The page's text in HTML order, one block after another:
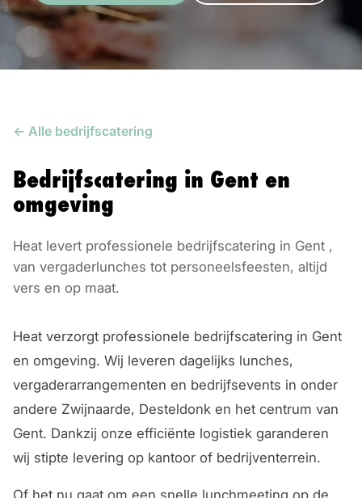
← Alle bedrijfscatering
Bedrijfscatering in Gent en
omgeving
Heat levert professionele bedrijfscatering in Gent ,
van vergaderlunches tot personeelsfeesten, altijd
vers en op maat.
Heat verzorgt professionele bedrijfscatering in Gent
en omgeving. Wij leveren dagelijks lunches,
vergaderarrangementen en bedrijfsevents in onder
andere Zwijnaarde, Desteldonk en het centrum van
Gent. Dankzij onze efficiënte logistiek garanderen
wij stipte levering op kantoor of bedrijventerrein.
Of het nu gaat om een snelle lunchmeeting op de